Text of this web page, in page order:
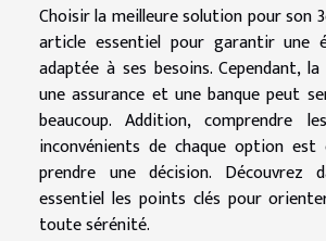
Choisir la meilleure solution pour son
article essentiel pour garantir une
adaptée à ses besoins. Cependant,
une assurance et une banque peut
beaucoup. Addition, comprendre
inconvénients de chaque option
prendre une décision. Découvrez
essentiel les points clés pour
toute sérénité.